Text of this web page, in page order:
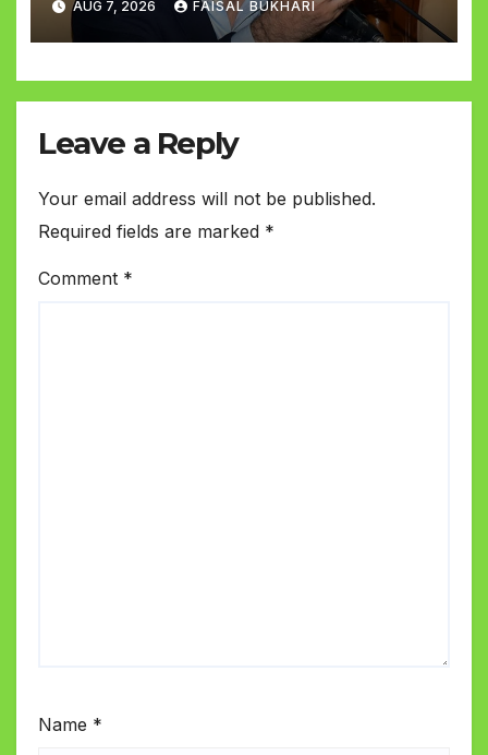
AUG 7, 2026 FAISAL BUKHARI
Leave a Reply
Your email address will not be published.
Required fields are marked *
Comment *
Name *